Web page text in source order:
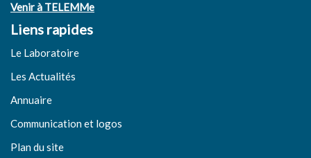
Venir à TELEMMe
Liens rapides
Le Laboratoire
Les Actualités
Annuaire
Communication et logos
Plan du site